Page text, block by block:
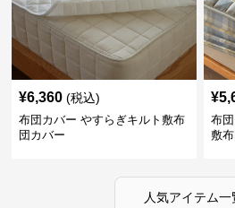
¥6,360 (税込)
布団カバー やすらぎキルト敷布
団カバー
¥
布
敷布
人気アイテム一